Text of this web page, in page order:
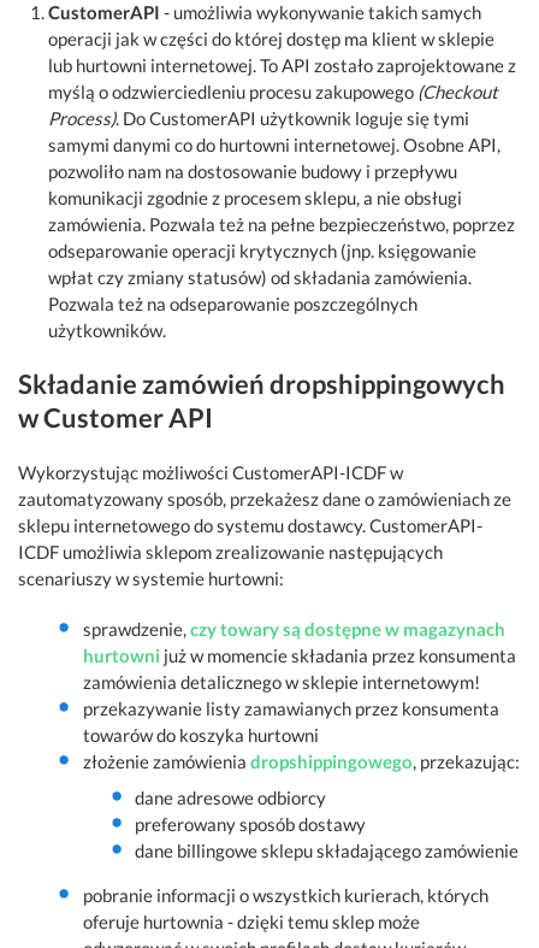
CustomerAPI - umożliwia wykonywanie takich samych
operacji jak w części do której dostęp ma klient w sklepie
lub hurtowni internetowej. To API zostało zaprojektowane z
myślą o odzwierciedleniu procesu zakupowego (Checkout
Process). Do CustomerAPI użytkownik loguje się tymi
samymi danymi co do hurtowni internetowej. Osobne API,
pozwoliło nam na dostosowanie budowy i przepływu
komunikacji zgodnie z procesem sklepu, a nie obsługi
zamówienia. Pozwala też na pełne bezpieczeństwo, poprzez
odseparowanie operacji krytycznych (jnp. księgowanie
wpłat czy zmiany statusów) od składania zamówienia.
Pozwala też na odseparowanie poszczególnych
użytkowników.
Składanie zamówień dropshippingowych
w Customer API
Wykorzystując możliwości CustomerAPI-ICDF w
zautomatyzowany sposób, przekażesz dane o zamówieniach ze
sklepu internetowego do systemu dostawcy. CustomerAPI-
ICDF umożliwia sklepom zrealizowanie następujących
scenariuszy w systemie hurtowni:
sprawdzenie,czy towary są dostępne w magazynach
hurtowni już w momencie składania przez konsumenta
zamówienia detalicznego w sklepie internetowym!
przekazywanie listy zamawianych przez konsumenta
towarów do koszyka hurtowni
złożenie zamówienia dropshippingowego, przekazując:
dane adresowe odbiorcy
preferowany sposób dostawy
dane billingowe sklepu składającego zamówienie
pobranie informacji o wszystkich kurierach, których
oferuje hurtownia - dzięki temu sklep może